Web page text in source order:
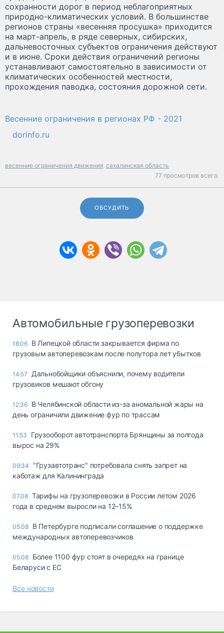
сохранности дорог в период неблагоприятных
природно-климатических условий. В большинстве
регионов страны «весенняя просушка» приходится
на март-апрель, в ряде северных, сибирских,
дальневосточных субъектов ограничения действуют
и в июне. Сроки действия ограничений регионы
устанавливают самостоятельно в зависимости от
климатических особенностей местности,
прохождения паводка, состояния дорожной сети.
Весенние ограничения в регионах РФ - 2021
dorinfo.ru
весенние ограничения движения сахалинская область
77 просмотров всего.
ОБСУДИТЬ
Автомобильные грузоперевозки
18:06 В Липецкой области закрывается фирма по
грузовым автоперевозкам после полутора лет убытков
14:57
Дальнобойщики объяснили, почему водители
грузовиков мешают обгону
12:36 В Челябинской области из-за аномальной жары на
день ограничили движение фур по трассам
11:53
Грузооборот автотранспорта Брянщины за полгода
вырос на 29%
09:34
"Грузавтотранс" потребовала снять запрет на
каботаж для Калининграда
07.08 Тарифы на грузоперевозки в России летом 2026
года в среднем выросли на 12–15%
05.08 В Петербурге подписали соглашение о поддержке
международных автоперевозчиков
05.08 Более 1100 фур стоят в очередях на границе
Беларуси с ЕС
Все новости